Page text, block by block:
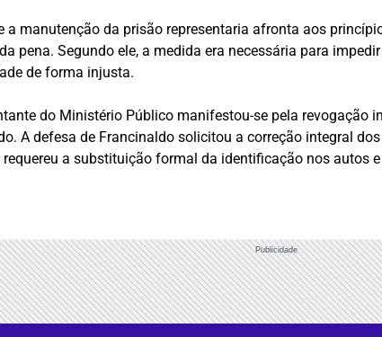
a manutenção da prisão representaria afronta aos
pena. Segundo ele, a medida era necessária para
de forma injusta.
do Ministério Público manifestou-se pela
A defesa de Francinaldo solicitou a correção integral
a substituição formal da identificação nos autos
Publicidade